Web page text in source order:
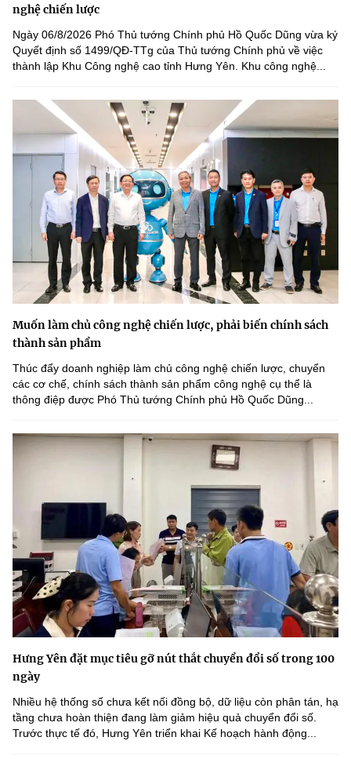
nghệ chiến lược
Ngày 06/8/2026 Phó Thủ tướng Chính phủ Hồ Quốc Dũng vừa ký
Quyết định số 1499/QĐ-TTg của Thủ tướng Chính phủ về việc
thành lập Khu Công nghệ cao tỉnh Hưng Yên. Khu công nghệ...
Muốn làm chủ công nghệ chiến lược, phải biến chính sách
thành sản phẩm
Thúc đẩy doanh nghiệp làm chủ công nghệ chiến lược, chuyển
các cơ chế, chính sách thành sản phẩm công nghệ cụ thể là
thông điệp được Phó Thủ tướng Chính phủ Hồ Quốc Dũng...
Hưng Yên đặt mục tiêu gỡ nút thắt chuyển đổi số trong 100
ngày
Nhiều hệ thống số chưa kết nối đồng bộ, dữ liệu còn phân tán, hạ
tầng chưa hoàn thiện đang làm giảm hiệu quả chuyển đổi số.
Trước thực tế đó, Hưng Yên triển khai Kế hoạch hành động...